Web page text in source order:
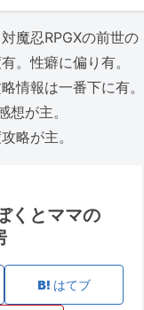
魔忍RPGXの前世の
。性癖に偏り有。
情報は一番下に有。
が主。
略が主。
くとママの
はてブ